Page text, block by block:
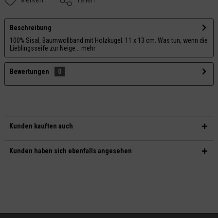
Beschreibung
100% Sisal, Baumwollband mit Holzkugel. 11 x 13 cm. Was tun, wenn die
Lieblingsseife zur Neige...
mehr
Bewertungen 0
Kunden kauften auch
Kunden haben sich ebenfalls angesehen